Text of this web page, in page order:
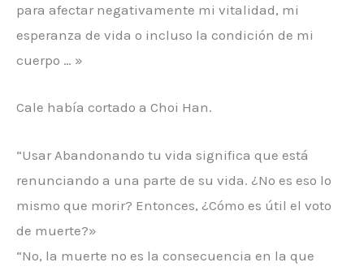
para afectar negativamente mi vitalidad, mi
esperanza de vida o incluso la condición de mi
cuerpo … »
Cale había cortado a Choi Han.
“Usar Abandonando tu vida significa que está
renunciando a una parte de su vida. ¿No es eso lo
mismo que morir? Entonces, ¿Cómo es útil el voto
de muerte?»
“No, la muerte no es la consecuencia en la que